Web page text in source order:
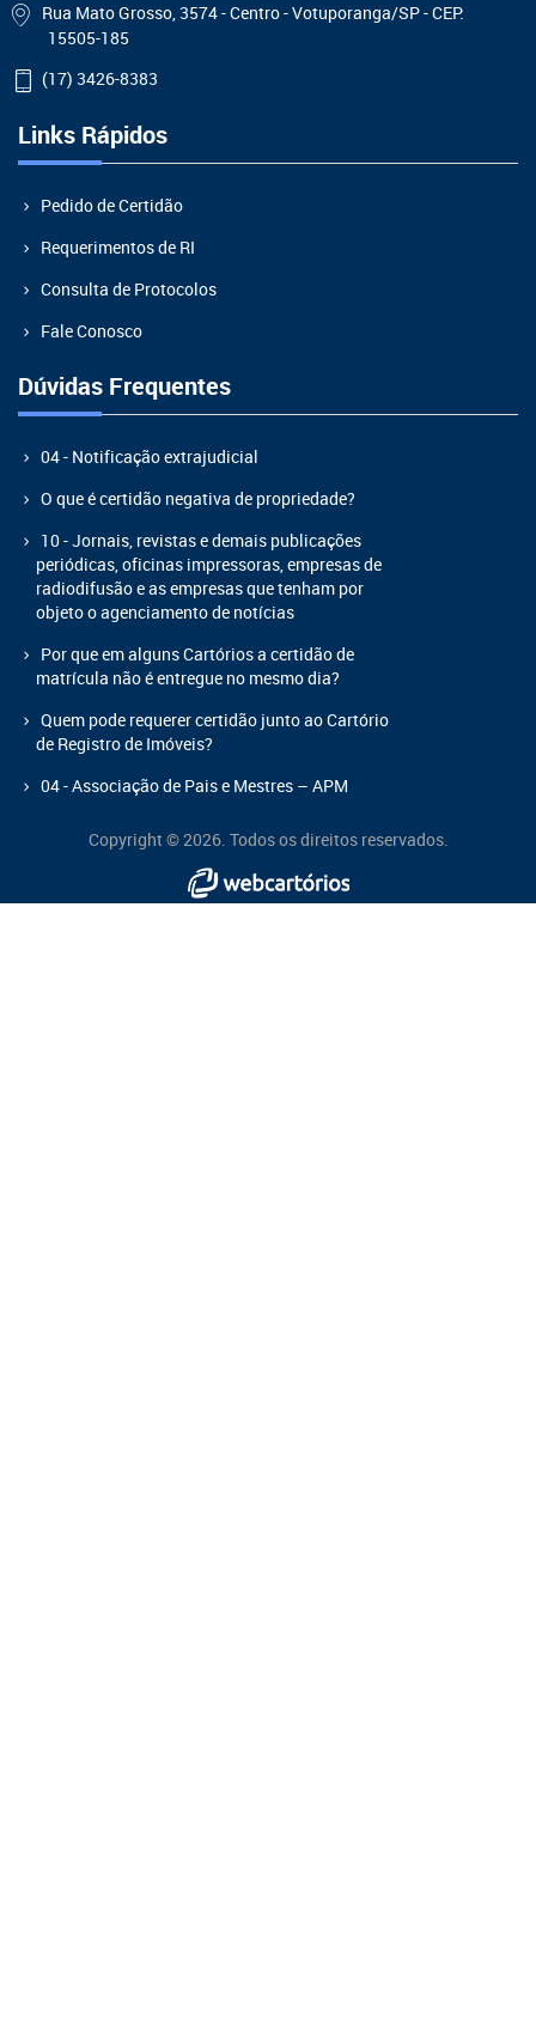
Rua Mato Grosso, 3574 - Centro - Votuporanga/SP - CEP:
15505-185
(17) 3426-8383
Links Rápidos
Pedido de Certidão
Requerimentos de RI
Consulta de Protocolos
Fale Conosco
Dúvidas Frequentes
04 - Notificação extrajudicial
O que é certidão negativa de propriedade?
10 - Jornais, revistas e demais publicações
periódicas, oficinas impressoras, empresas de
radiodifusão e as empresas que tenham por
objeto o agenciamento de notícias
Por que em alguns Cartórios a certidão de
matrícula não é entregue no mesmo dia?
Quem pode requerer certidão junto ao Cartório
de Registro de Imóveis?
04 - Associação de Pais e Mestres – APM
Copyright © 2026. Todos os direitos reservados.